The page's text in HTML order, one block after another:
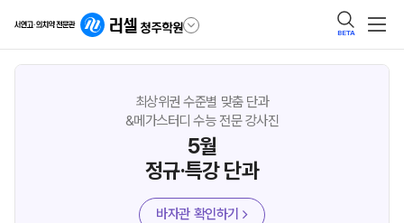
BETA
최상위권 수준별 맞춤 단과
&메가스터디 수능 전문 강사진
5월
정규·특강 단과
바자관 확인하기